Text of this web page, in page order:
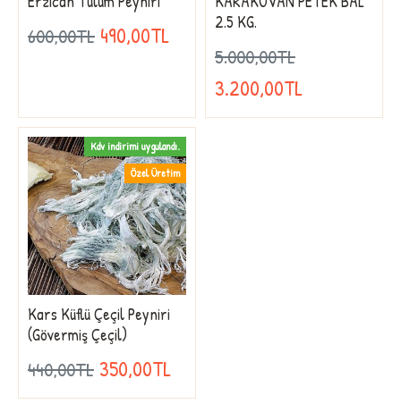
600,00TL 490,00TL
2.5 KG.
5.000,00TL
3.200,00TL
Özel Üretim
Kdv indirimi uygulandı.
Kars Küflü Çeçil Peyniri
(Gövermiş Çeçil)
440,00TL 350,00TL